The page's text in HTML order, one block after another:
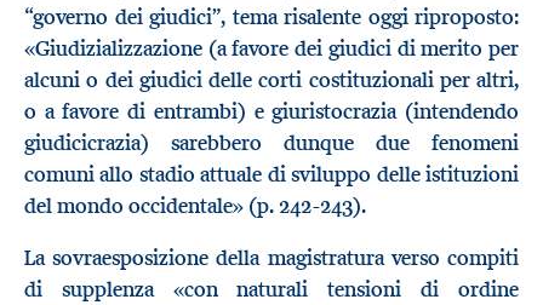
“governo dei giudici”, tema risalente oggi riproposto:
«Giudizializzazione (a favore dei giudici di merito per
alcuni o dei giudici delle corti costituzionali per altri,
o a favore di entrambi) e giuristocrazia (intendendo
giudicicrazia) sarebbero dunque due fenomeni
comuni allo stadio attuale di sviluppo delle istituzioni
del mondo occidentale» (p. 242-243).
La sovraesposizione della magistratura verso compiti
di supplenza «con naturali tensioni di ordine